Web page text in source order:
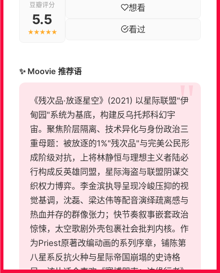
豆瓣评分
5.5
★★★★★
想看
看过
✨ Moovie 推荐语
《残次品·放逐星空》(2021) 以星际联盟"伊
甸园"系统为基底，构建反乌托邦科幻宇
宙。聚焦阶层隔离、技术异化与身份政治三
重母题：被放逐的1%"残次品"与完美公民形
成阶级对抗，上将林静恒与理想主义者陆必
行构成反英雄同盟，星际海盗与联盟阴谋交
织权力博弈。李金滨执导呈现冷峻压抑的视
觉基调，沈磊、梁达伟等配音演绎疏离感与
热血并存的群像张力；快节奏叙事嵌套政治
惊悚，太空歌剧外壳包裹社会批判内核。作
为Priest原著改编动画的系列序章，铺陈第
八星系反抗火种与星际帝国崩塌的史诗格